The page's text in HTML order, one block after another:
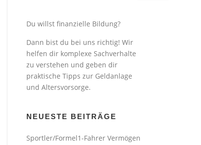
Du willst finanzielle Bildung?
Dann bist du bei uns richtig! Wir
helfen dir komplexe Sachverhalte
zu verstehen und geben dir
praktische Tipps zur Geldanlage
und Altersvorsorge.
NEUESTE BEITRÄGE
Sportler/Formel1-Fahrer Vermögen